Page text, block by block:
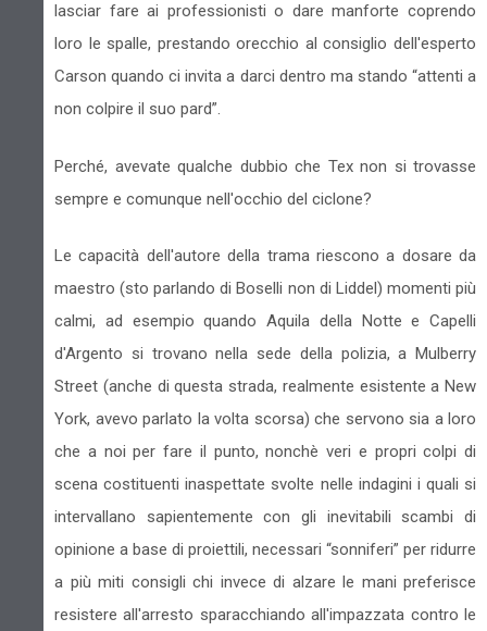
lasciar fare ai professionisti o dare manforte coprendo
loro le spalle, prestando orecchio al consiglio dell'esperto
Carson quando ci invita a darci dentro ma stando “attenti a
non colpire il suo pard”.
Perché, avevate qualche dubbio che Tex non si trovasse
sempre e comunque nell'occhio del ciclone?
Le capacità dell'autore della trama riescono a dosare da
maestro (sto parlando di Boselli non di Liddel) momenti più
calmi, ad esempio quando Aquila della Notte e Capelli
d'Argento si trovano nella sede della polizia, a Mulberry
Street (anche di questa strada, realmente esistente a New
York, avevo parlato la volta scorsa) che servono sia a loro
che a noi per fare il punto, nonchè veri e propri colpi di
scena costituenti inaspettate svolte nelle indagini i quali si
intervallano sapientemente con gli inevitabili scambi di
opinione a base di proiettili, necessari “sonniferi” per ridurre
a più miti consigli chi invece di alzare le mani preferisce
resistere all'arresto sparacchiando all'impazzata contro le